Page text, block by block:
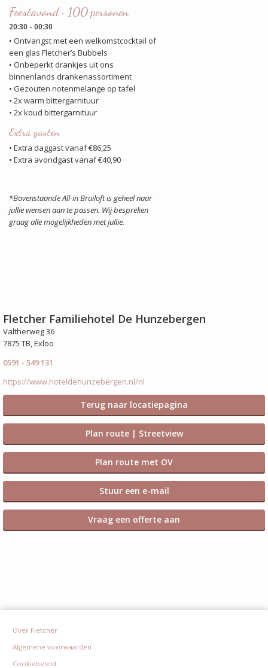
Feestavond • 100 personen
20:30 - 00:30
• Ontvangst met een welkomstcocktail of
een glas Fletcher’s Bubbels
• Onbeperkt drankjes uit ons
binnenlands drankenassortiment
• Gezouten notenmelange op tafel
• 2x warm bittergarnituur
• 2x koud bittergarnituur
Extra gasten
• Extra daggast vanaf €86,25
• Extra avondgast vanaf €40,90
*Bovenstaande All-in Bruiloft is geheel naar
jullie wensen aan te passen. Wij bespreken
graag alle mogelijkheden met jullie.
Fletcher Familiehotel De Hunzebergen
Valtherweg 36
7875 TB, Exloo
0591 - 549 131
https://www.hoteldehunzebergen.nl/nl
Terug naar locatiepagina
Plan route | Streetview
Plan route met OV
Stuur een e-mail
Vraag een offerte aan
Over Fletcher
Algemene voorwaarden
Cookiebeleid